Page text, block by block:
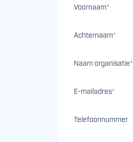
Voornaam*
Achternaam*
Naam organisatie*
E-mailadres*
Telefoonnummer